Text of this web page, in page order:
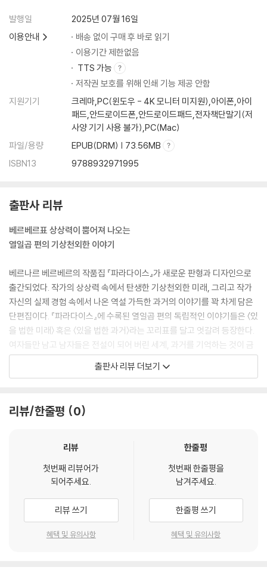
발행일
2025년 07월 16일
이용안내
배송 없이 구매 후 바로 읽기
이용기간 제한없음
TTS 가능
저작권 보호를 위해 인쇄 기능 제공 안함
지원기기
크레마,PC(윈도우 - 4K 모니터 미지원),아이폰,아이
패드,안드로이드폰,안드로이드패드,전자책단말기(저
사양 기기 사용 불가),PC(Mac)
파일/용량
EPUB(DRM) | 73.56MB
ISBN13
9788932971995
출판사 리뷰
베르베르표 상상력이 뿜어져 나오는
열일곱 편의 기상천외한 이야기
베르나르 베르베르의 작품집 『파라다이스』가 새로운 판형과 디자인으로
출간되었다. 작가의 상상력 속에서 탄생한 기상천외한 미래, 그리고 작가
자신의 실제 경험 속에서 나온 역설 가득한 과거의 이야기를 꽉 차게 담은
단편집이다. 『파라다이스』에 수록된 열일곱 편의 독립적인 이야기들은 〈있
을 법한 미래〉 혹은 〈있을 법한 과거〉라는 꼬리표를 달고 엇갈려 등장한다.
여자들만 남고 남자들은 전설이 되어 버린 세계, 과거를 기억하는 것이 금
지된 사회, 출처를 알 수 없는 농담의 발원지를 끝까지 추적하는 코미디언
의 모험……. 웃음과 꿈과 전율을 선사하는 열일곱 편의 이야기들이 우화처
외래어 표기법을 꼼꼼히 반영했다.
있을 법한 미래, 있을 법한 과거를 오가며
〈미래〉 이야기들은 〈만약……〉이라는 가정에서 출발한 상상으로 축조된 인
류의 미래다. 담배 한 대만 피워도 사형을 면치 못할 만큼 환경 보호법이 강
화된 사회(「환경 파괴범은 모두 교수형」), 여자들만 남고 남자들은 전설이
되어 버린 세계(「내일 여자들은」), 과거를 기억하는 것이 금지된 세상(「영
출판사 리뷰 더보기
리뷰/한줄평 0
리뷰
첫번째 리뷰어가
되어주세요.
리뷰 쓰기
혜택 및 유의사항
한줄평
첫번째 한줄평을
남겨주세요.
한줄평 쓰기
혜택 및 유의사항